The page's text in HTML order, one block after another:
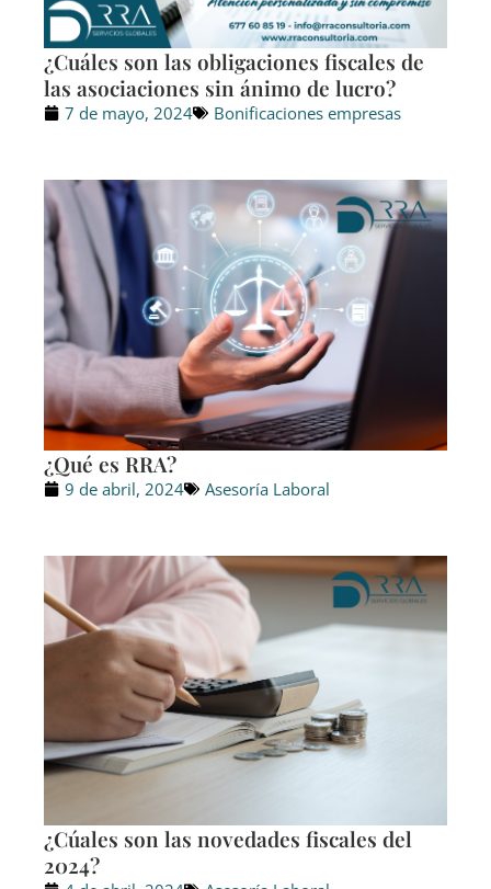
¿Cuáles son las obligaciones fiscales de
las asociaciones sin ánimo de lucro?
7 de mayo, 2024 Bonificaciones empresas
¿Qué es RRA?
9 de abril, 2024 Asesoría Laboral
¿Cúales son las novedades fiscales del
2024?